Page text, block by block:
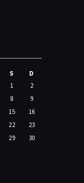
S
D
1
2
8
9
15
16
22
23
29
30